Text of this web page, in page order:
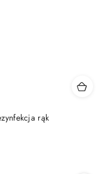
rąk